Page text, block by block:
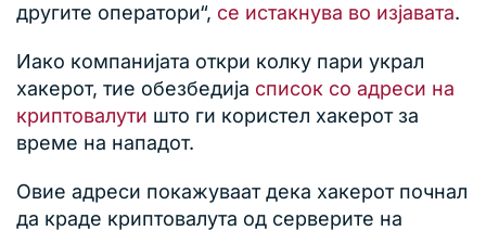
другите оператори“, се истакнува во изјавата.
Иако компанијата откри колку пари украл
хакерот, тие обезбедија список со адреси на
криптовалути што ги користел хакерот за
време на нападот.
Овие адреси покажуваат дека хакерот почнал
да краде криптовалута од серверите на